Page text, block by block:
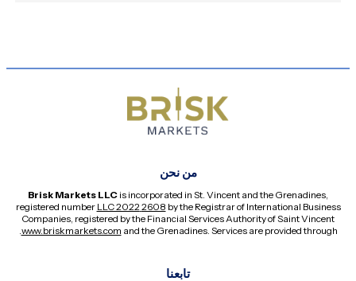
من نحن
Brisk Markets LLC is incorporated in St. Vincent and the Grenadines,
registered number
2608 LLC 2022 by the Registrar of International Business
Companies, registered by the Financial Services Authority of Saint Vincent
and the Grenadines. Services are provided through
www.briskmarkets.com
.
تابعنا